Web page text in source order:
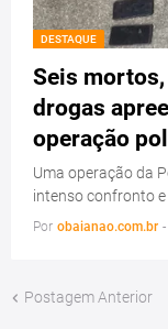
DESTAQUE
Seis
drogas
operação
Uma operação da
intenso confronto e
Por obaianao.com.br -
Postagem Anterior